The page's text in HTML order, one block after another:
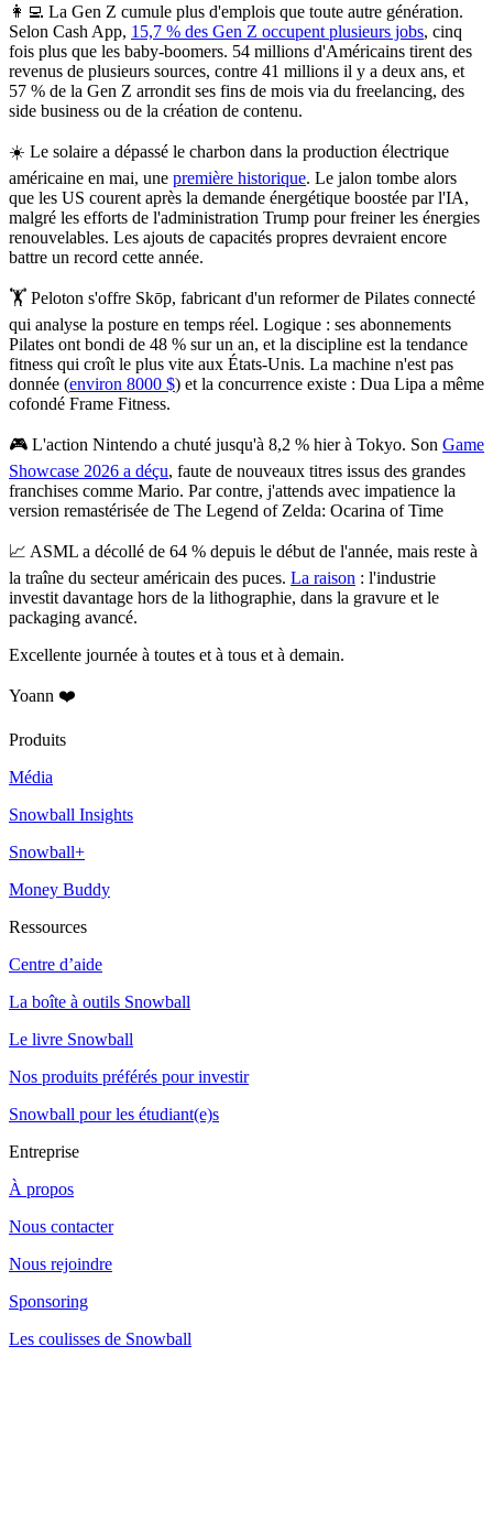
👩‍💻 La Gen Z cumule plus d'emplois que toute autre génération.
Selon Cash App, 15,7 % des Gen Z occupent plusieurs jobs, cinq
fois plus que les baby-boomers. 54 millions d'Américains tirent des
revenus de plusieurs sources, contre 41 millions il y a deux ans, et
57 % de la Gen Z arrondit ses fins de mois via du freelancing, des
side business ou de la création de contenu.
☀️ Le solaire a dépassé le charbon dans la production électrique
américaine en mai, une première historique. Le jalon tombe alors
que les US courent après la demande énergétique boostée par l'IA,
malgré les efforts de l'administration Trump pour freiner les énergies
renouvelables. Les ajouts de capacités propres devraient encore
battre un record cette année.
🏋️ Peloton s'offre Skōp, fabricant d'un reformer de Pilates connecté
qui analyse la posture en temps réel. Logique : ses abonnements
Pilates ont bondi de 48 % sur un an, et la discipline est la tendance
fitness qui croît le plus vite aux États-Unis. La machine n'est pas
donnée (environ 8000 $) et la concurrence existe : Dua Lipa a même
cofondé Frame Fitness.
🎮 L'action Nintendo a chuté jusqu'à 8,2 % hier à Tokyo. Son Game
Showcase 2026 a déçu, faute de nouveaux titres issus des grandes
franchises comme Mario. Par contre, j'attends avec impatience la
version remastérisée de The Legend of Zelda: Ocarina of Time
📈 ASML a décollé de 64 % depuis le début de l'année, mais reste à
la traîne du secteur américain des puces. La raison : l'industrie
investit davantage hors de la lithographie, dans la gravure et le
packaging avancé.
Excellente journée à toutes et à tous et à demain.
Yoann ❤️
Produits
Média
Snowball Insights
Snowball+
Money Buddy
Ressources
Centre d’aide
La boîte à outils Snowball
Le livre Snowball
Nos produits préférés pour investir
Snowball pour les étudiant(e)s
Entreprise
À propos
Nous contacter
Nous rejoindre
Sponsoring
Les coulisses de Snowball